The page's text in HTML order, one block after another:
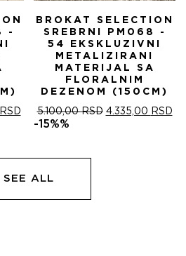
-
RSDТРЕНУТНА
ЦЕНА
BROKAT SELECTION
SREBRNI PM068 -
54 EKSKLUZIVNI
METALIZIRANI
MATERIJAL SA
FLORALNIM
DEZENOM (150CM)
5.100,00RSD ОРИГИНАЛНА
4.335,00 RSD
-15%%
SEE ALL